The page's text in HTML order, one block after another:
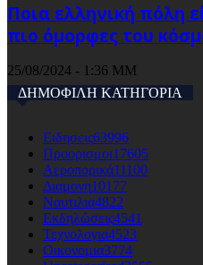
Ποια ελληνική πόλη
πιο όμορφες του
25/08/2024 - 1:36 ΜΜ
ΔΗΜΟΦΙΛΗ ΚΑΤΗΓΟΡΙΑ
Ειδησεις63996
Προορισμοι17605
Αεροπορικά11100
Διαμονη10177
Ναυτιλια4822
Εκδηλώσεις4541
Τεχνολογια4523
Οικονομια3774